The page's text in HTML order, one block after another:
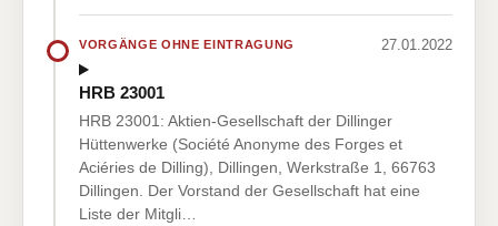
VORGÄNGE OHNE EINTRAGUNG 27.01.2022
HRB 23001
HRB 23001: Aktien-Gesellschaft der Dillinger
Hüttenwerke (Société Anonyme des Forges et
Aciéries de Dilling), Dillingen, Werkstraße 1, 66763
Dillingen. Der Vorstand der Gesellschaft hat eine
Liste der Mitgli…